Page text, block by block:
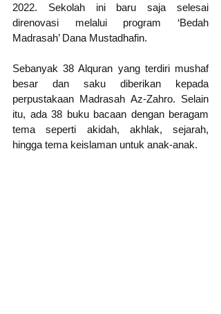
2022. Sekolah ini baru saja selesai
direnovasi melalui program ‘Bedah
Madrasah’ Dana Mustadhafin.
Sebanyak 38 Alquran yang terdiri mushaf
besar dan saku diberikan kepada
perpustakaan Madrasah Az-Zahro. Selain
itu, ada 38 buku bacaan dengan beragam
tema seperti akidah, akhlak, sejarah,
hingga tema keislaman untuk anak-anak.